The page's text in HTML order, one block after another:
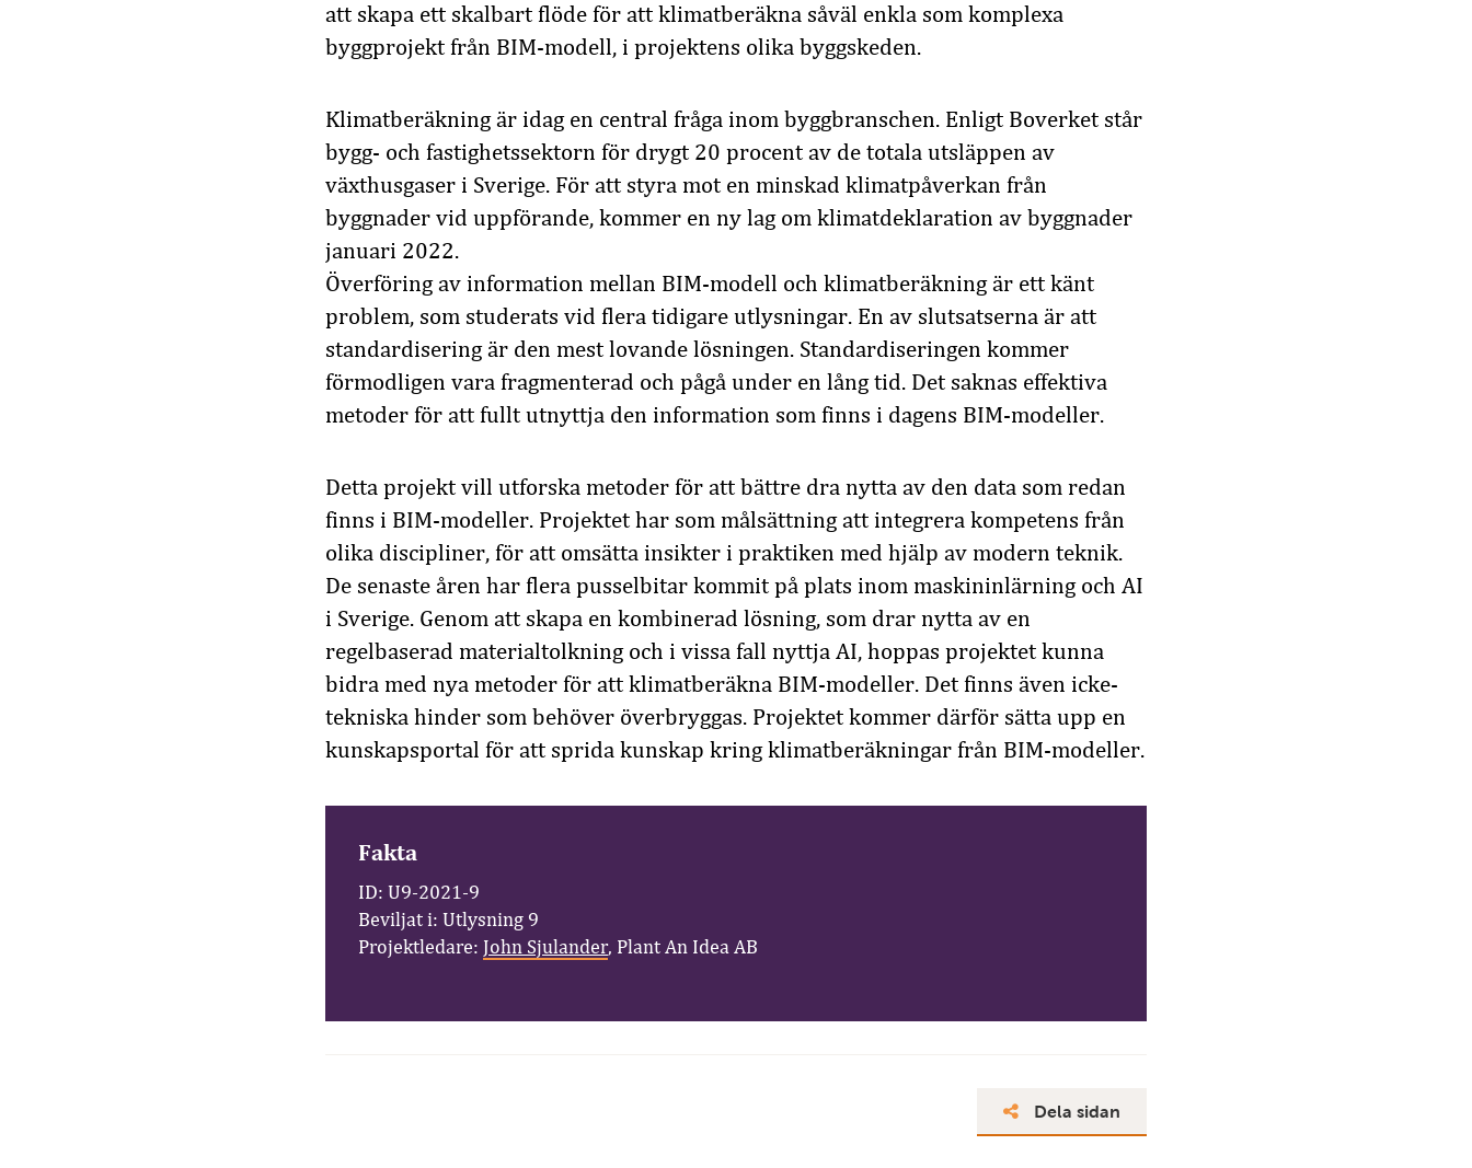
att skapa ett skalbart flöde för att klimatberäkna såväl enkla som komplexa
byggprojekt från BIM-modell, i projektens olika byggskeden.
Klimatberäkning är idag en central fråga inom byggbranschen. Enligt Boverket står
bygg- och fastighetssektorn för drygt 20 procent av de totala utsläppen av
växthusgaser i Sverige. För att styra mot en minskad klimatpåverkan från
byggnader vid uppförande, kommer en ny lag om klimatdeklaration av byggnader
januari 2022.
Överföring av information mellan BIM-modell och klimatberäkning är ett känt
problem, som studerats vid flera tidigare utlysningar. En av slutsatserna är att
standardisering är den mest lovande lösningen. Standardiseringen kommer
förmodligen vara fragmenterad och pågå under en lång tid. Det saknas effektiva
metoder för att fullt utnyttja den information som finns i dagens BIM-modeller.
Detta projekt vill utforska metoder för att bättre dra nytta av den data som redan
finns i BIM-modeller. Projektet har som målsättning att integrera kompetens från
olika discipliner, för att omsätta insikter i praktiken med hjälp av modern teknik.
De senaste åren har flera pusselbitar kommit på plats inom maskininlärning och AI
i Sverige. Genom att skapa en kombinerad lösning, som drar nytta av en
regelbaserad materialtolkning och i vissa fall nyttja AI, hoppas projektet kunna
bidra med nya metoder för att klimatberäkna BIM-modeller. Det finns även icke-
tekniska hinder som behöver överbryggas. Projektet kommer därför sätta upp en
kunskapsportal för att sprida kunskap kring klimatberäkningar från BIM-modeller.
Fakta
ID: U9-2021-9
Beviljat i: Utlysning 9
Projektledare: John Sjulander, Plant An Idea AB
Dela sidan